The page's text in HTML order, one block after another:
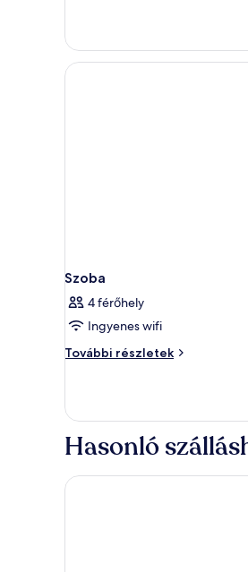
(nagyméretű)
franciaágy
további
Szoba
4 férőhely
Ingyenes wifi
További részletek
Szoba
Hasonló
Novotel Marseille Centre